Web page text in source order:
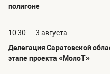
полигоне
10:30
3 августа
Делегация Саратовской
этапе проекта «МолоТ»